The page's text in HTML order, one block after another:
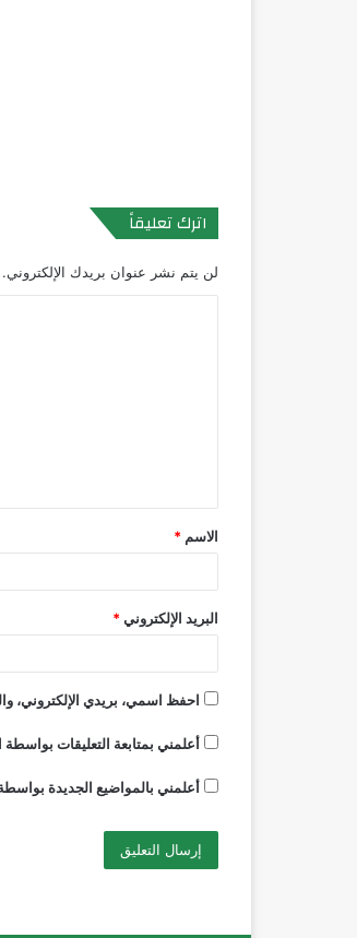
اترك تعليقاً
لن يتم نشر عنوان بريدك الإلكتروني.
ق
*
الاسم *
البريد الإلكتروني *
احفظ اسمي، بريدي الإلكتروني،
أعلمني بمتابعة التعليقات بواسطة
أعلمني بالمواضيع الجديدة بواسطة